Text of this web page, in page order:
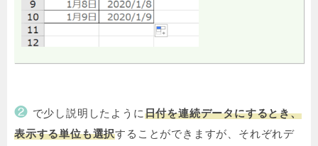
❷ で少し説明したように日付を連続データにするとき、
表示する単位も選択することができますが、それぞれデ